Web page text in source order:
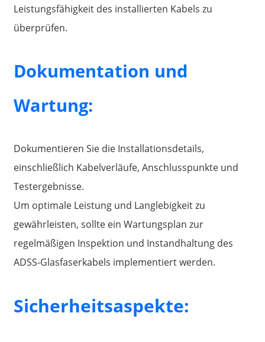
Leistungsfähigkeit des installierten Kabels zu
überprüfen.
Dokumentation und
Wartung:
Dokumentieren Sie die Installationsdetails,
einschließlich Kabelverläufe, Anschlusspunkte und
Testergebnisse.
Um optimale Leistung und Langlebigkeit zu
gewährleisten, sollte ein Wartungsplan zur
regelmäßigen Inspektion und Instandhaltung des
ADSS-Glasfaserkabels implementiert werden.
Sicherheitsaspekte: